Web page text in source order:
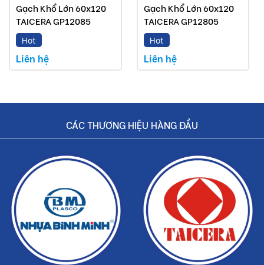
Gạch Khổ Lớn 60x120
TAICERA GP12085
Hot
Liên hệ
Gạch Khổ Lớn 60x120
TAICERA GP12805
Hot
Liên hệ
CÁC THƯƠNG HIỆU HÀNG ĐẦU